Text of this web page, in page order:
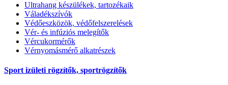
Ultrahang készülékek, tartozékaik
Váladékszívók
Védőeszközök, védőfelszerelések
Vér- és infúziós melegítők
Vércukormérők
Vérnyomásmérő alkatrészek
Sport izületi rögzítők, sportrögzítők